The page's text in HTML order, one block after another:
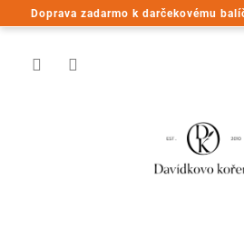
Doprava zadarmo k darčekovému
Prejsť
na